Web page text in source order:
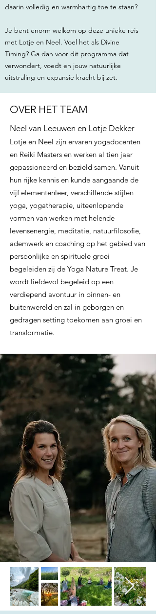
daarin volledig en warmhartig toe te staan?
Je bent enorm welkom op deze unieke reis
met Lotje en Neel. Voel het als Divine
Timing? Ga dan voor dit programma dat
verwondert, voedt en jouw natuurlijke
uitstraling en expansie kracht bij zet.
OVER HET TEAM
Neel van Leeuwen en Lotje Dekker
Lotje en Neel zijn ervaren yogadocenten
en Reiki Masters en werken al tien jaar
gepassioneerd en bezield samen. Vanuit
hun rijke kennis en kunde aangaande de
vijf elementenleer, verschillende stijlen
yoga, yogatherapie, uiteenlopende
vormen van werken met helende
levensenergie, meditatie, natuurfilosofie,
ademwerk en coaching op het gebied van
persoonlijke en spirituele groei
begeleiden zij de Yoga Nature Treat. Je
wordt liefdevol begeleid op een
verdiepend avontuur in binnen- en
buitenwereld en zal in geborgen en
gedragen setting toekomen aan groei en
transformatie.